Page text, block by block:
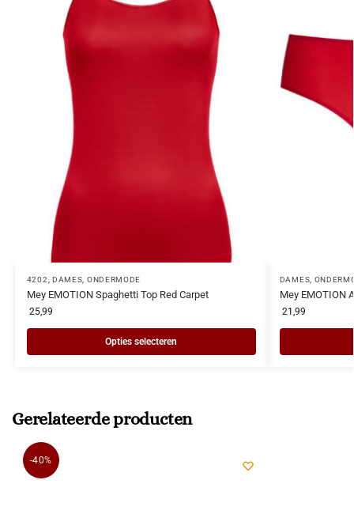
4202 DAMES ONDERMODE
Mey EMOTION Spaghetti Top Red Carpet
25,99
Opties selecteren
DAMES
Mey EMOTION
21,99
Gerelateerde producten
-40%